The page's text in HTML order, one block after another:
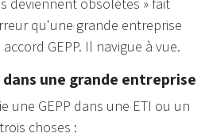
qu'une grande entreprise
GEPP. Il navigue à vue.
dans une grande entreprise
une GEPP dans une ETI ou un
choses :